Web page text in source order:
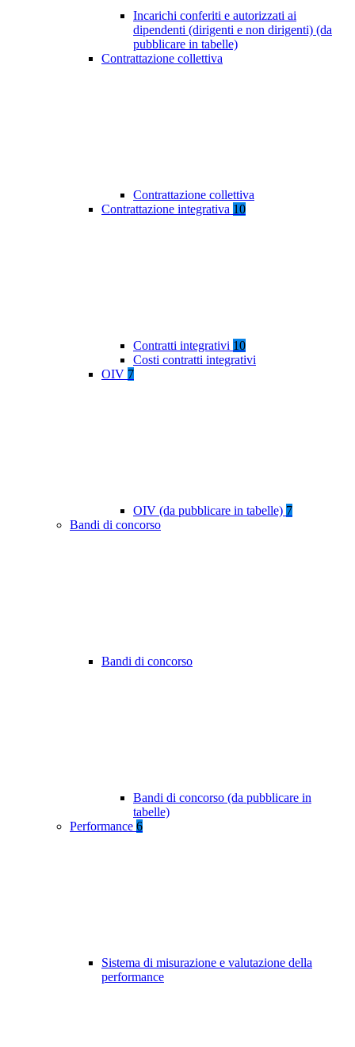
Incarichi conferiti e autorizzati ai
dipendenti (dirigenti e non dirigenti) (da
pubblicare in tabelle)
Contrattazione collettiva
Contrattazione collettiva
Contrattazione integrativa 10
Contratti integrativi 10
Costi contratti integrativi
OIV 7
OIV (da pubblicare in tabelle) 7
Bandi di concorso
Bandi di concorso
Bandi di concorso (da pubblicare in
tabelle)
Performance 6
Sistema di misurazione e valutazione della
performance